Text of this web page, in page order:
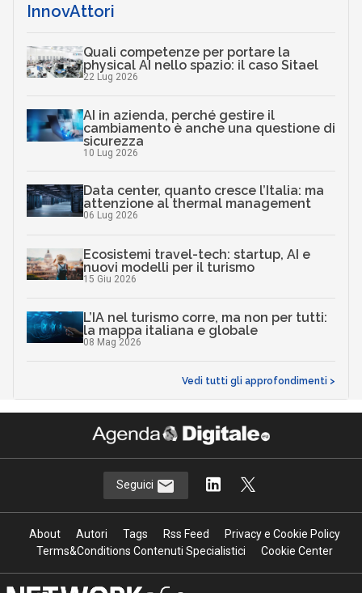
InnovAttori
Quali competenze per portare la
physical AI nello spazio: il caso Sitael
22 Lug 2026
AI in azienda, perché gestire il
cambiamento è anche una questione di
sicurezza
10 Lug 2026
Data center, quanto cresce l’Italia: ma
attenzione al thermal management
06 Lug 2026
Ecosistemi travel-tech: startup, AI e
nuovi modelli per il turismo
15 Giu 2026
L’IA nel turismo corre, ma non per tutti:
la mappa italiana e globale
08 Mag 2026
Vedi tutti gli approfondimenti >
Seguici
About Autori Tags Rss Feed
Privacy e Cookie Policy
Terms&Conditions Contenuti Specialistici
Cookie Center